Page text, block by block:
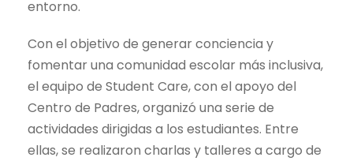
entorno.
Con el objetivo de generar conciencia y
fomentar una comunidad escolar más inclusiva,
el equipo de Student Care, con el apoyo del
Centro de Padres, organizó una serie de
actividades dirigidas a los estudiantes. Entre
ellas, se realizaron charlas y talleres a cargo de